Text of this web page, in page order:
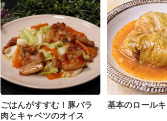
ごはんがすすむ！豚バラ
肉とキャベツのオイス
基本のロール